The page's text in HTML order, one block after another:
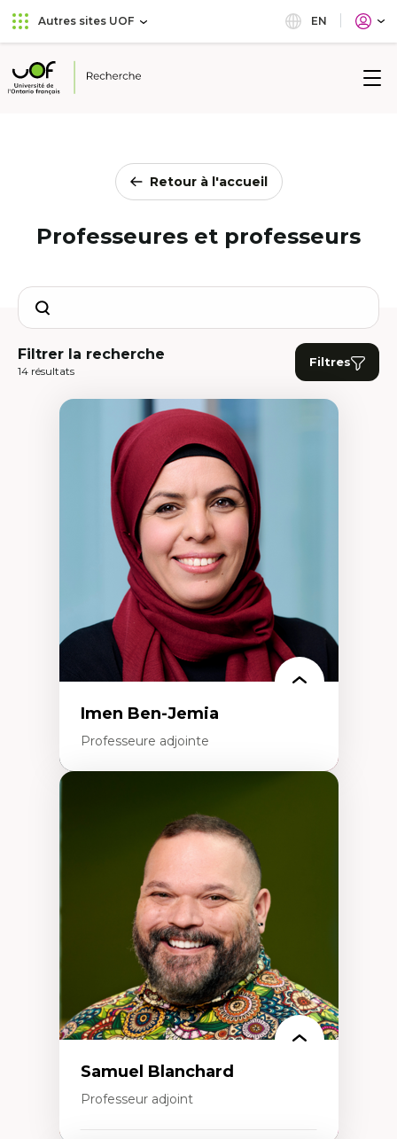
Aller
au
principal
Passer
au
Autres sites UOF EN
Université
Retour à l'accueil
Professeures et professeurs
Search
Filtrer la recherche
14 résultats
Filtres
Imen Ben-Jemia
Professeure adjointe
Discours sur la ville et représentations
Mosquées, formes et usages au Canada
Reconnaissance et représentations des
communautés immigrantes dans l'espace
Design architectural et urbain
Patrimoine et patrimonialisation
Études postcoloniales et décolonisation des
savoirs
Samuel Blanchard
Professeur adjoint